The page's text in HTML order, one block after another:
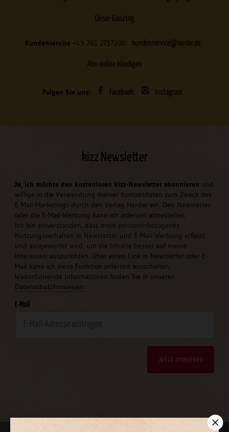
Unser Ganztag
Kundenservice +49 761 2717200 kundenservice@herder.de
Abo online kündigen
Folgen Sie uns: Facebook Instagram
kizz Newsletter
Ja, ich möchte den kostenlosen kizz-Newsletter abonnieren und
willige in die Verwendung meiner Kontaktdaten zum Zweck des
E-Mail-Marketings durch den Verlag Herder ein. Den Newsletter
oder die E-Mail-Werbung kann ich jederzeit abbestellen.
Ich bin einverstanden, dass mein personenbezogenes
Nutzungsverhalten in Newsletter und E-Mail-Werbung erfasst
und ausgewertet wird, um die Inhalte besser auf meine
Interessen auszurichten. Über einen Link in Newsletter oder E-
Mail kann ich diese Funktion jederzeit ausschalten.
Weiterführende Informationen finden Sie in unseren
Datenschutzhinweisen.
E-Mail
Jetzt anmelden